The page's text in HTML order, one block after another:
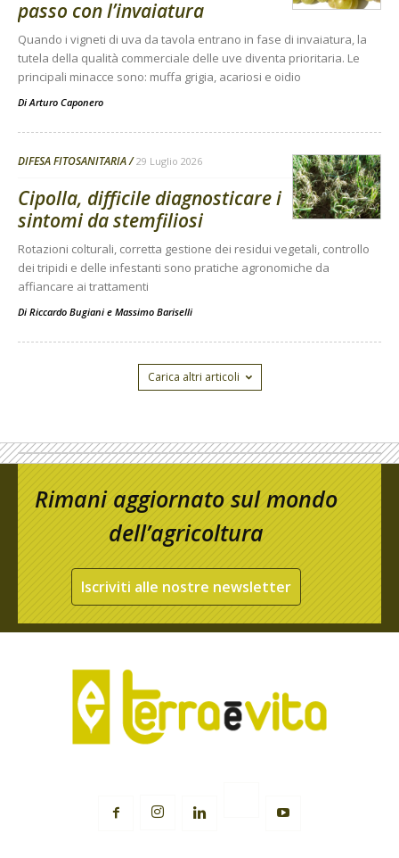
passo con l’invaiatura
Quando i vigneti di uva da tavola entrano in fase di invaiatura, la
tutela della qualità commerciale delle uve diventa prioritaria. Le
principali minacce sono: muffa grigia, acariosi e oidio
DiArturo Caponero
DIFESA FITOSANITARIA 29 Luglio 2026
Cipolla, difficile diagnosticare i
sintomi da stemfiliosi
Rotazioni colturali, corretta gestione dei residui vegetali, controllo
dei tripidi e delle infestanti sono pratiche agronomiche da
affiancare ai trattamenti
Di Riccardo Bugiani e Massimo Bariselli
Carica altri articoli
Rimani aggiornato sul mondo
dell’agricoltura
Iscriviti alle nostre newsletter